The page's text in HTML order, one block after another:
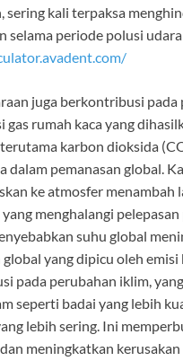
sering kali terpaksa
selama periode polusi
juga berkontribusi
gas rumah kaca yang
karbon dioksida
dalam pemanasan global.
ke atmosfer menambah
menghalangi
suhu global
global yang dipicu oleh emisi
pada perubahan iklim,
seperti badai yang lebih
lebih sering. Ini
meningkatkan